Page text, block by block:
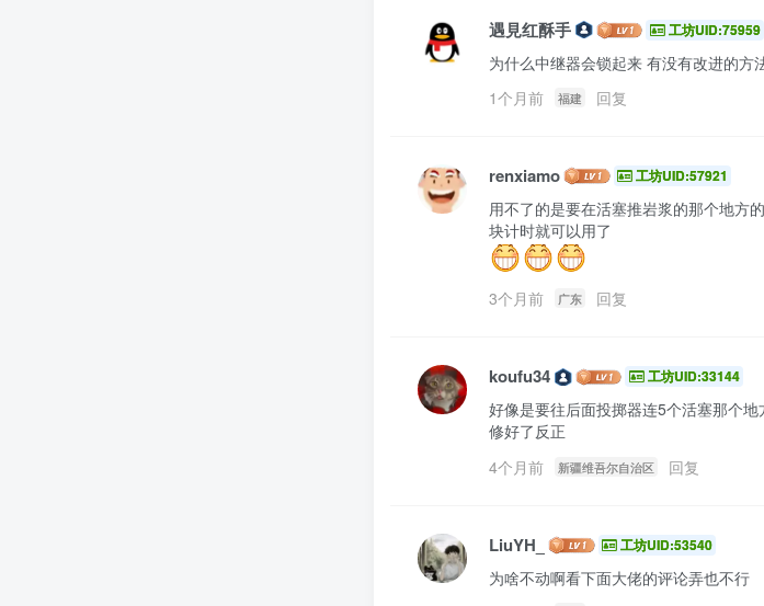
遇見红酥手 工坊UID:75959
为什么中继器会锁起来 有没有改进的方
1个月前
福建 回复
renxiamo 工坊UID:57921
用不了的是要在活塞推岩浆的那个地方
3个月前 广东 回复
koufu34 工坊UID:33144
好像是要往后面投掷器连5个活塞那个
修好了反正
4个月前
新疆维吾尔自治区 回复
LiuYH_ 工坊UID:53540
为啥不动啊看下面大佬的评论弄也不行